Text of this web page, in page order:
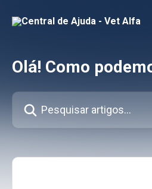
Olá! Como
Pesquisar artigos...